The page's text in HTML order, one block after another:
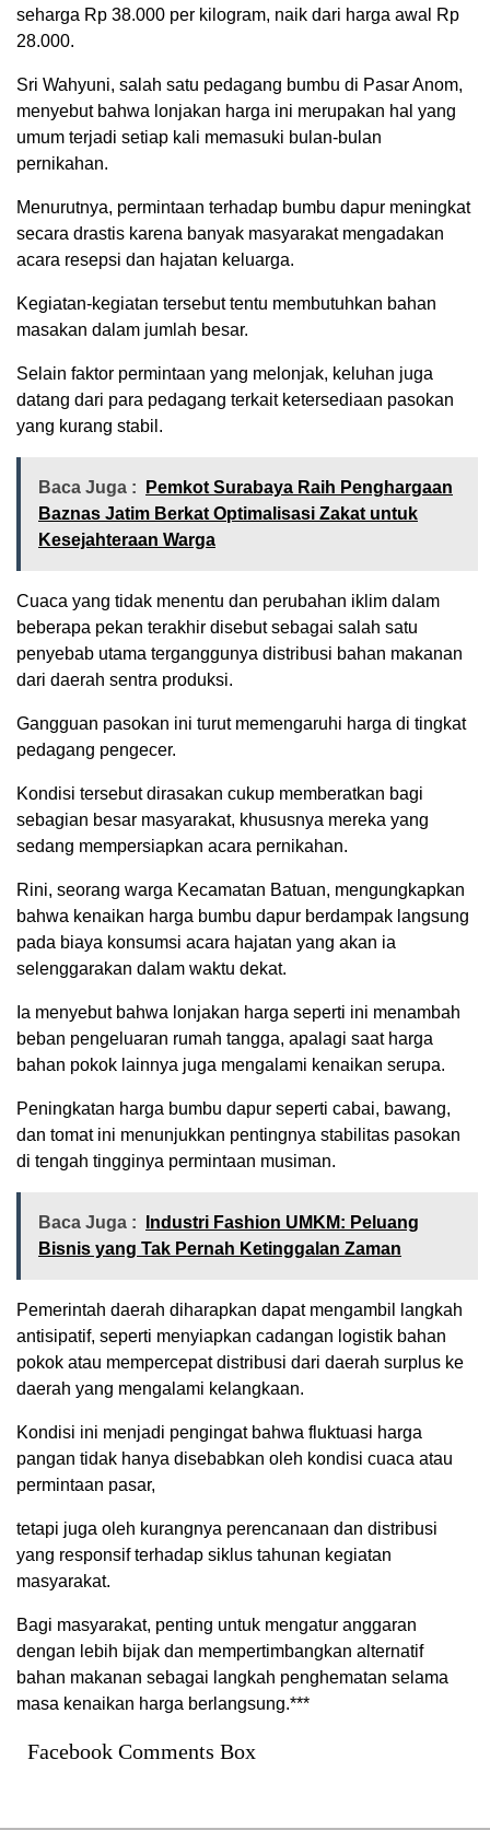
seharga Rp 38.000 per kilogram, naik dari harga awal Rp
28.000.
Sri Wahyuni, salah satu pedagang bumbu di Pasar Anom,
menyebut bahwa lonjakan harga ini merupakan hal yang
umum terjadi setiap kali memasuki bulan-bulan
pernikahan.
Menurutnya, permintaan terhadap bumbu dapur meningkat
secara drastis karena banyak masyarakat mengadakan
acara resepsi dan hajatan keluarga.
Kegiatan-kegiatan tersebut tentu membutuhkan bahan
masakan dalam jumlah besar.
Selain faktor permintaan yang melonjak, keluhan juga
datang dari para pedagang terkait ketersediaan pasokan
yang kurang stabil.
Baca Juga :
Pemkot Surabaya Raih Penghargaan
Baznas Jatim Berkat Optimalisasi Zakat untuk
Kesejahteraan Warga
Cuaca yang tidak menentu dan perubahan iklim dalam
beberapa pekan terakhir disebut sebagai salah satu
penyebab utama terganggunya distribusi bahan makanan
dari daerah sentra produksi.
Gangguan pasokan ini turut memengaruhi harga di tingkat
pedagang pengecer.
Kondisi tersebut dirasakan cukup memberatkan bagi
sebagian besar masyarakat, khususnya mereka yang
sedang mempersiapkan acara pernikahan.
Rini, seorang warga Kecamatan Batuan, mengungkapkan
bahwa kenaikan harga bumbu dapur berdampak langsung
pada biaya konsumsi acara hajatan yang akan ia
selenggarakan dalam waktu dekat.
Ia menyebut bahwa lonjakan harga seperti ini menambah
beban pengeluaran rumah tangga, apalagi saat harga
bahan pokok lainnya juga mengalami kenaikan serupa.
Peningkatan harga bumbu dapur seperti cabai, bawang,
dan tomat ini menunjukkan pentingnya stabilitas pasokan
di tengah tingginya permintaan musiman.
Baca Juga :
Industri Fashion UMKM: Peluang
Bisnis yang Tak Pernah Ketinggalan Zaman
Pemerintah daerah diharapkan dapat mengambil langkah
antisipatif, seperti menyiapkan cadangan logistik bahan
pokok atau mempercepat distribusi dari daerah surplus ke
daerah yang mengalami kelangkaan.
Kondisi ini menjadi pengingat bahwa fluktuasi harga
pangan tidak hanya disebabkan oleh kondisi cuaca atau
permintaan pasar,
tetapi juga oleh kurangnya perencanaan dan distribusi
yang responsif terhadap siklus tahunan kegiatan
masyarakat.
Bagi masyarakat, penting untuk mengatur anggaran
dengan lebih bijak dan mempertimbangkan alternatif
bahan makanan sebagai langkah penghematan selama
masa kenaikan harga berlangsung.***
Facebook Comments Box